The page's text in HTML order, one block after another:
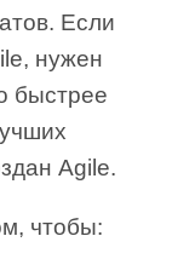
Если
нужен
быстрее
Agile.
чтобы: